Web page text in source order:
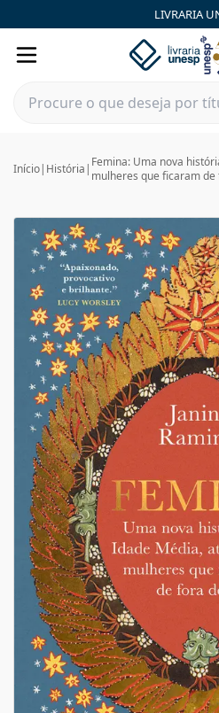
LIVRARIA
Início| História | Femina: Uma nova
mulheres que ficaram de